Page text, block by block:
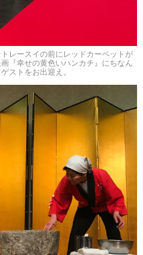
レースイの前にレッドカーペットが
『幸せの黄色いハンカチ』にちなん
ストをお出迎え。